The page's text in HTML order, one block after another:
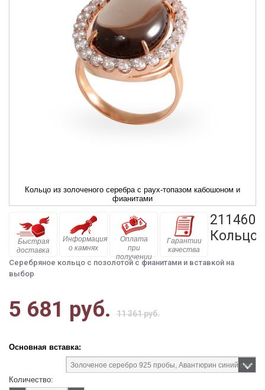
Кольцо из золоченого серебра с раух-топазом кабошоном и
фианитами
Быстрая
доставка
Информация
о камнях
Оплата
при
получении
Гарантии
качества
211460п
Кольцо
Серебряное кольцо с позолотой с фианитами и вставкой на
выбор
5 681 руб. 11 361 руб.
Основная вставка:
Количество: